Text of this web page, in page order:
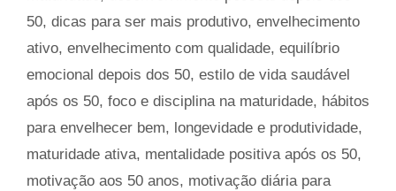
50, dicas para ser mais produtivo, envelhecimento
ativo, envelhecimento com qualidade, equilíbrio
emocional depois dos 50, estilo de vida saudável
após os 50, foco e disciplina na maturidade, hábitos
para envelhecer bem, longevidade e produtividade,
maturidade ativa, mentalidade positiva após os 50,
motivação aos 50 anos, motivação diária para